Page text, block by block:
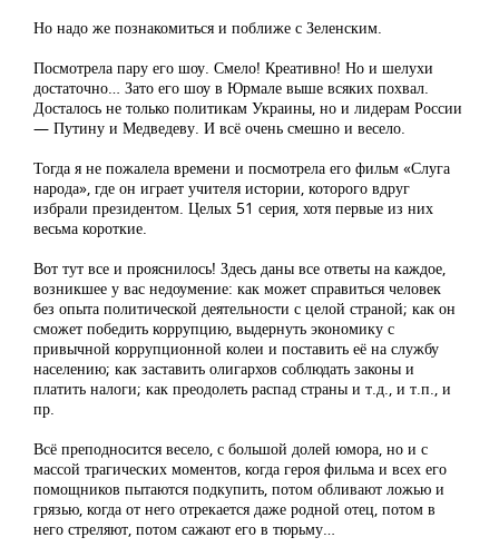
Но надо же познакомиться и поближе с Зеленским.
Посмотрела пару его шоу. Смело! Креативно! Но и шелухи
достаточно… Зато его шоу в Юрмале выше всяких похвал.
Досталось не только политикам Украины, но и лидерам России
— Путину и Медведеву. И всё очень смешно и весело.
Тогда я не пожалела времени и посмотрела его фильм «Слуга
народа», где он играет учителя истории, которого вдруг
избрали президентом. Целых 51 серия, хотя первые из них
весьма короткие.
Вот тут все и прояснилось! Здесь даны все ответы на каждое,
возникшее у вас недоумение: как может справиться человек
без опыта политической деятельности с целой страной; как он
сможет победить коррупцию, выдернуть экономику с
привычной коррупционной колеи и поставить её на службу
населению; как заставить олигархов соблюдать законы и
платить налоги; как преодолеть распад страны и т.д., и т.п., и
пр.
Всё преподносится весело, с большой долей юмора, но и с
массой трагических моментов, когда героя фильма и всех его
помощников пытаются подкупить, потом обливают ложью и
грязью, когда от него отрекается даже родной отец, потом в
него стреляют, потом сажают его в тюрьму…